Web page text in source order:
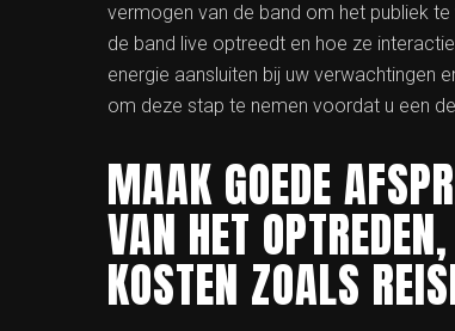
vermogen van de band om het publiek
de band live optreedt en hoe ze
energie aansluiten bij uw verwachtingen
om deze stap te nemen voordat u een
MAAK GOEDE
VAN HET
KOSTEN ZOALS